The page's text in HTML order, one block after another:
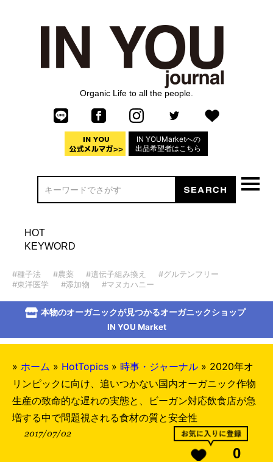
Organic Life to all the people.
IN YOUMarketへの
出品希望者はこちら
HOT
KEYWORD
#種子法 #農薬 #遺伝子組み換え
#グルテンフリー
#東洋医学
#添加物 #マヌカハニー
本物のオーガニックが見つかるオーガニックショップ
IN YOU Market
» ホーム » HotTopics » 時事・ジャーナル » 2020年オ
リンピックに向け、追いつかない国内オーガニック作物
生産の致命的な遅れの実態と、ビーガン対応飲食店が急
増する中で問題視される食材の質と安全性
2017/07/02
0